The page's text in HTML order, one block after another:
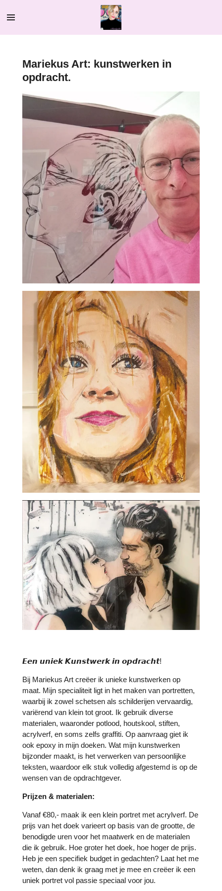
direct
Mariekus Art: kunstwerken in
opdracht.
𝙀𝙚𝙣 𝙪𝙣𝙞𝙚𝙠 𝙆𝙪𝙣𝙨𝙩𝙬𝙚𝙧𝙠 𝙞𝙣 𝙤𝙥𝙙𝙧𝙖𝙘𝙝𝙩!
Bij Mariekus Art creëer ik unieke kunstwerken op
maat. Mijn specialiteit ligt in het maken van portretten,
waarbij ik zowel schetsen als schilderijen vervaardig,
variërend van klein tot groot. Ik gebruik diverse
materialen, waaronder potlood, houtskool, stiften,
acrylverf, en soms zelfs graffiti. Op aanvraag giet ik
ook epoxy in mijn doeken. Wat mijn kunstwerken
bijzonder maakt, is het verwerken van persoonlijke
teksten, waardoor elk stuk volledig afgestemd is op de
wensen van de opdrachtgever.
Prijzen & materialen:
Vanaf €80,- maak ik een klein portret met acrylverf. De
prijs van het doek varieert op basis van de grootte, de
benodigde uren voor het maatwerk en de materialen
die ik gebruik. Hoe groter het doek, hoe hoger de prijs.
Heb je een specifiek budget in gedachten? Laat het me
weten, dan denk ik graag met je mee en creëer ik een
uniek portret vol passie speciaal voor jou.